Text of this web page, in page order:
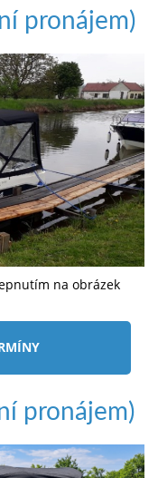
pronájem)
na obrázek
pronájem)